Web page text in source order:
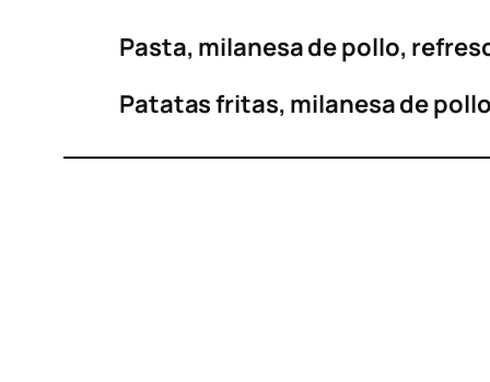
Pasta, milanesa de pollo,
Patatas fritas, milanesa de